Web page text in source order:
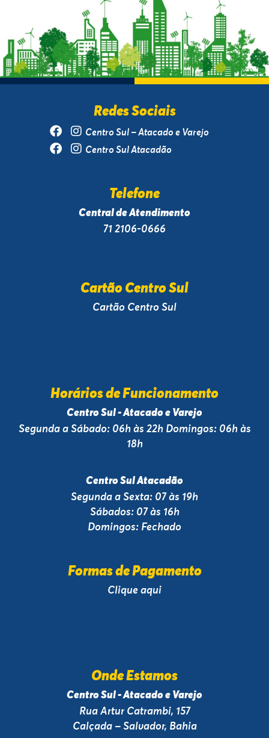
Redes Sociais
Centro Sul – Atacado e Varejo
Centro Sul Atacadão
Telefone
Central de Atendimento
71 2106-0666
Cartão Centro Sul
Cartão Centro Sul
Horários de Funcionamento
Centro Sul - Atacado e Varejo
Segunda a Sábado: 06h às 22h Domingos: 06h às
18h
Centro Sul Atacadão
Segunda a Sexta: 07 às 19h
Sábados: 07 às 16h
Domingos: Fechado
Formas de Pagamento
Clique aqui
Onde Estamos
Centro Sul - Atacado e Varejo
Rua Artur Catrambi, 157
Calçada – Salvador, Bahia